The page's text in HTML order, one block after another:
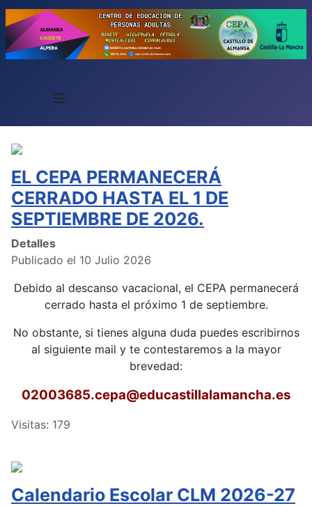
≡
EL CEPA PERMANECERÁ
CERRADO HASTA EL 1 DE
SEPTIEMBRE DE 2026.
Detalles
Publicado el 10 Julio 2026
Debido al descanso vacacional, el CEPA permanecerá
cerrado hasta el próximo 1 de septiembre.
No obstante, si tienes alguna duda puedes escribirnos
al siguiente mail y te contestaremos a la mayor
brevedad:
02003685.cepa@educastillalamancha.es
Visitas: 179
Calendario Escolar CLM 2026-27